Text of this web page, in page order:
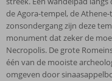
de Agora-tempel, de
zonsondergang zijn deze
monument dat zeker de
Necropolis. De grote
één van de mooiste
omgeven door